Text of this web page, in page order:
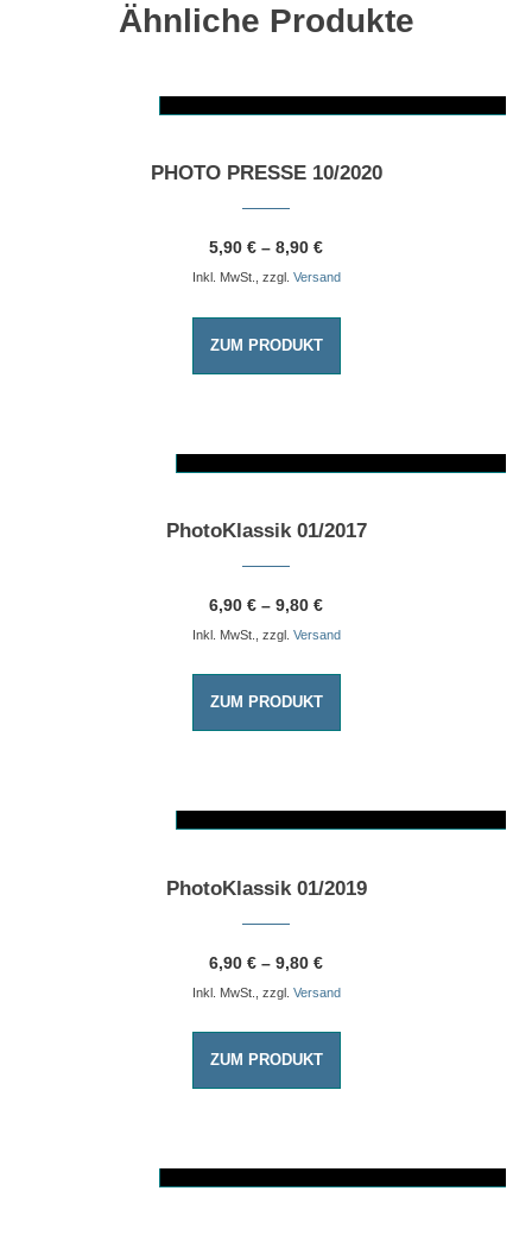
Ähnliche Produkte
Dieses Produkt weist mehrere Varianten auf. Die Optionen können auf der Produktseite gewählt werden
PHOTO PRESSE 10/2020
5,90 € – 8,90 €
Inkl. MwSt., zzgl. Versand
ZUM PRODUKT
Dieses Produkt weist mehrere Varianten auf. Die Optionen können auf der Produktseite gewählt werden
PhotoKlassik 01/2017
6,90 € – 9,80 €
Inkl. MwSt., zzgl. Versand
ZUM PRODUKT
Dieses Produkt weist mehrere Varianten auf. Die Optionen können auf der Produktseite gewählt werden
PhotoKlassik 01/2019
6,90 € – 9,80 €
Inkl. MwSt., zzgl. Versand
ZUM PRODUKT
Dieses Produkt weist mehrere Varianten auf. Die Optionen können auf der Produktseite gewählt werden